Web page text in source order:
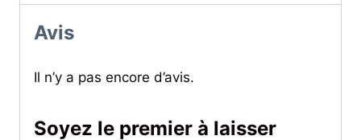
Avis
Il n’y a pas encore d’avis.
Soyez le premier à laisser